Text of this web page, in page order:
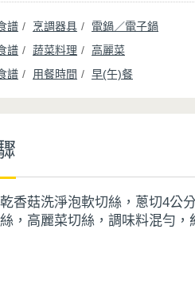
譜 烹調器具
電鍋／電子鍋
譜
蔬菜料理
高麗菜
譜
用餐時間 早(午)餐
乾香菇洗淨泡軟切絲，蔥切4公
絲，高麗菜切絲，調味料混勻，